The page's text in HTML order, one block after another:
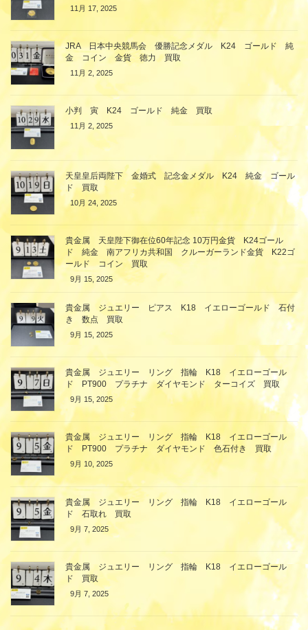
11月 17, 2025
JRA 日本中央競馬会 優勝記念メダル K24 ゴールド 純
金 コイン 金貨 徳力 買取
11月 2, 2025
小判 寅 K24 ゴールド 純金 買取
11月 2, 2025
天皇皇后両陛下 金婚式 記念金メダル K24 純金 ゴール
ド 買取
10月 24, 2025
貴金属 天皇陛下御在位60年記念 10万円金貨 K24ゴール
ド 純金 南アフリカ共和国 クルーガーランド金貨 K22ゴ
ールド コイン 買取
9月 15, 2025
貴金属 ジュエリー ピアス K18 イエローゴールド 石付
き 数点 買取
9月 15, 2025
貴金属 ジュエリー リング 指輪 K18 イエローゴール
ド PT900 プラチナ ダイヤモンド ターコイズ 買取
9月 15, 2025
貴金属 ジュエリー リング 指輪 K18 イエローゴール
ド PT900 プラチナ ダイヤモンド 色石付き 買取
9月 10, 2025
貴金属 ジュエリー リング 指輪 K18 イエローゴール
ド 石取れ 買取
9月 7, 2025
貴金属 ジュエリー リング 指輪 K18 イエローゴール
ド 買取
9月 7, 2025